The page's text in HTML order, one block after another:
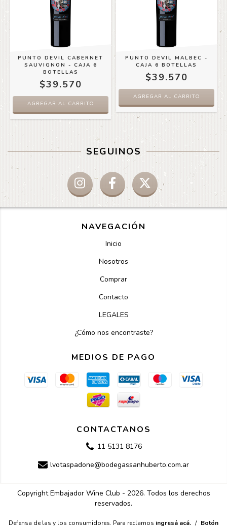
PUNTO DEVIL CABERNET
SAUVIGNON - CAJA 6
BOTELLAS
$39.570
AGREGAR AL CARRITO
PUNTO DEVIL MALBEC -
CAJA 6 BOTELLAS
$39.570
AGREGAR AL CARRITO
SEGUINOS
NAVEGACIÓN
Inicio
Nosotros
Comprar
Contacto
LEGALES
¿Cómo nos encontraste?
MEDIOS DE PAGO
CONTACTANOS
11 5131 8176
lvotaspadone@bodegassanhuberto.com.ar
Copyright Embajador Wine Club - 2026. Todos los derechos
reservados.
Defensa de las y los consumidores. Para reclamos ingresá acá. / Botón